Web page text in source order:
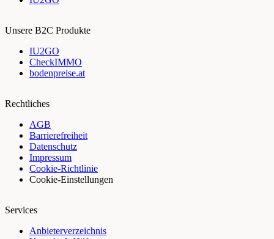
Unsere B2C Produkte
IU2GO
CheckIMMO
bodenpreise.at
Rechtliches
AGB
Barrierefreiheit
Datenschutz
Impressum
Cookie-Richtlinie
Cookie-Einstellungen
Services
Anbieterverzeichnis